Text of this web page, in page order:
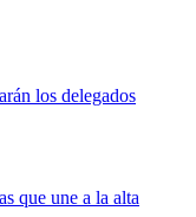
los delegados
que une a la alta